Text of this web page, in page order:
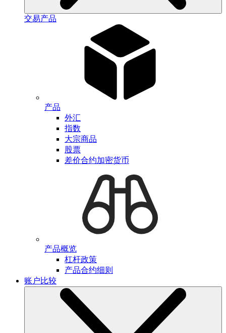
交易产品
产品
外汇
指数
大宗商品
股票
差价合约加密货币
产品概览
杠杆政策
产品合约细则
账户比较